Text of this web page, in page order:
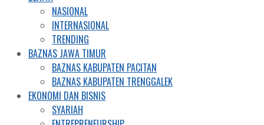
NASIONAL
INTERNASIONAL
TRENDING
BAZNAS JAWA TIMUR
BAZNAS KABUPATEN PACITAN
BAZNAS KABUPATEN TRENGGALEK
EKONOMI DAN BISNIS
SYARIAH